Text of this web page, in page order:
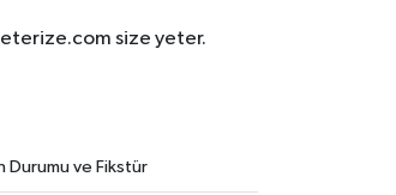
size yeter.
Durumu ve Fikstür